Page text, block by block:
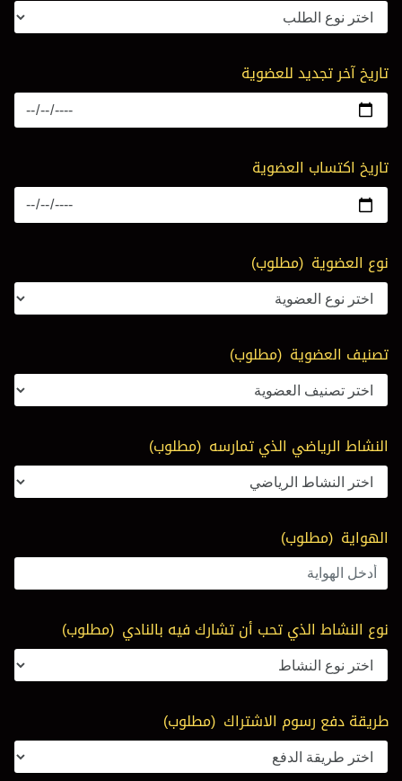
تاريخ آخر تجديد للعضوية
تاريخ اكتساب العضوية
نوع العضوية (مطلوب)
تصنيف العضوية (مطلوب)
النشاط الرياضي الذي تمارسه (مطلوب)
الهواية (مطلوب)
نوع النشاط الذي تحب أن تشارك فيه بالنادي (مطلوب)
طريقة دفع رسوم الاشتراك (مطلوب)